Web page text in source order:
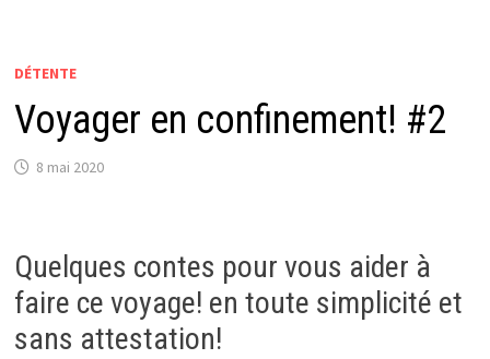
DÉTENTE
Voyager en confinement! #2
8 mai 2020
Quelques contes pour vous aider à
faire ce voyage! en toute simplicité et
sans attestation!